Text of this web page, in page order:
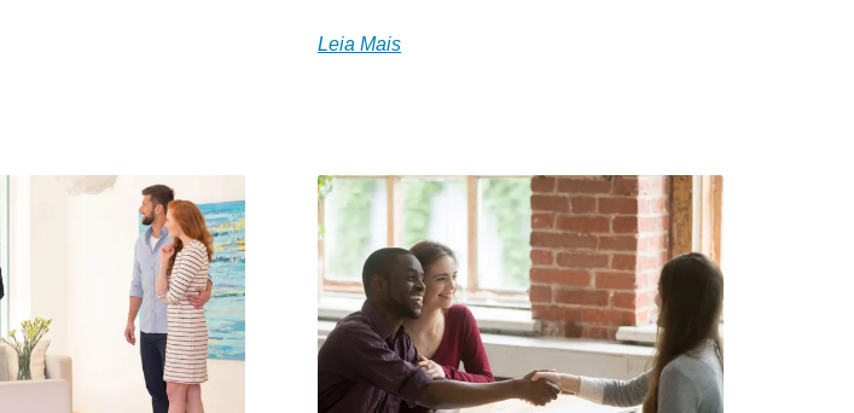
Leia Mais